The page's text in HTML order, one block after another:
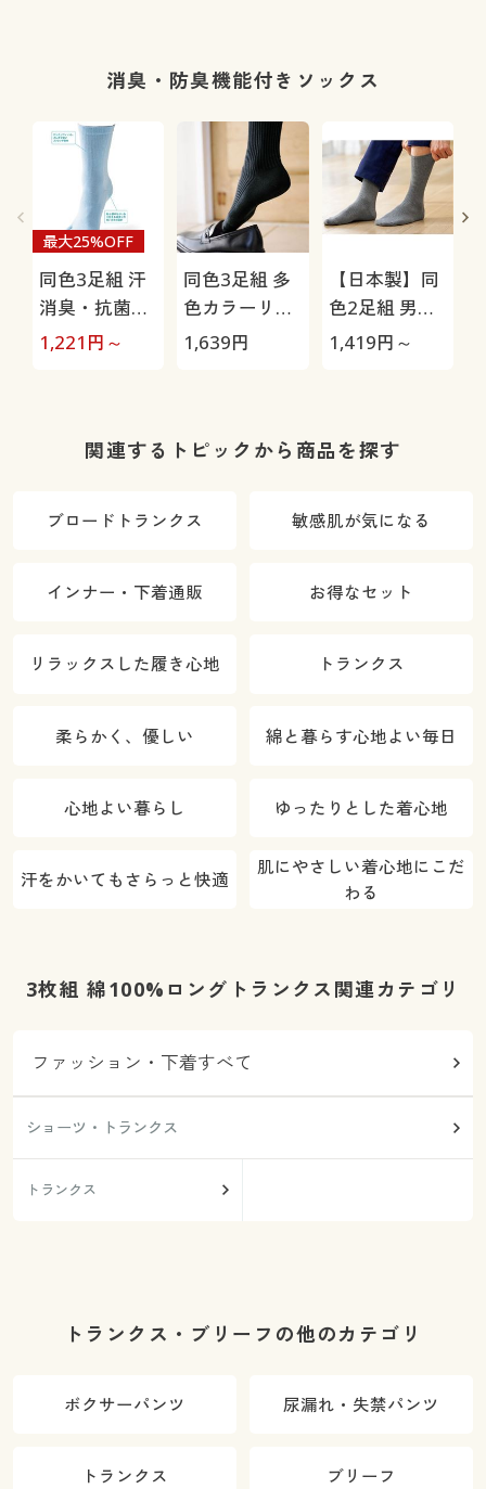
消臭・防臭機能付きソックス
同色3足組 汗
消臭・抗菌防
臭5本指ソッ
最大25%OFF
1,221 円～
同色3足組 多
色カラーリブ
ソックス/男の
1,639円
【日本製】同
色2足組 男の
履き口ゆった
1,419円～
関連するトピックから商品を探す
ブロードトランクス 敏感肌が気になる
インナー・下着通販 お得なセット
リラックスした履き心地 トランクス
柔らかく、優しい 綿と暮らす心地よい毎日
心地よい暮らし ゆったりとした着心地
汗をかいてもさらっと快適
肌にやさしい着心地にこだ
わる
3枚組 綿100%ロングトランクス関連カテゴリ
ファッション・下着すべて
ショーツ・トランクス
トランクス
トランクス・ブリーフの他のカテゴリ
ボクサーパンツ 尿漏れ・失禁パンツ
トランクス ブリーフ